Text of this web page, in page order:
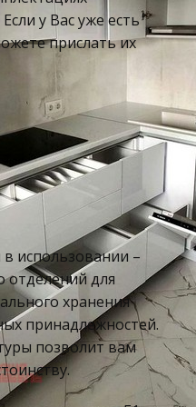
у Вас уже есть
прислать их
использовании –
отделений для
хранения
принадлежностей.
позволит вам